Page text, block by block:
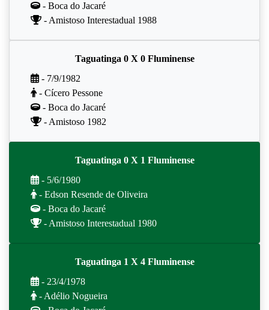
- Boca do Jacaré
- Amistoso Interestadual 1988
Taguatinga 0 X 0 Fluminense
- 7/9/1982
- Cícero Pessone
- Boca do Jacaré
- Amistoso 1982
Taguatinga 0 X 1 Fluminense
- 5/6/1980
- Edson Resende de Oliveira
- Boca do Jacaré
- Amistoso Interestadual 1980
Taguatinga 1 X 4 Fluminense
- 23/4/1978
- Adélio Nogueira